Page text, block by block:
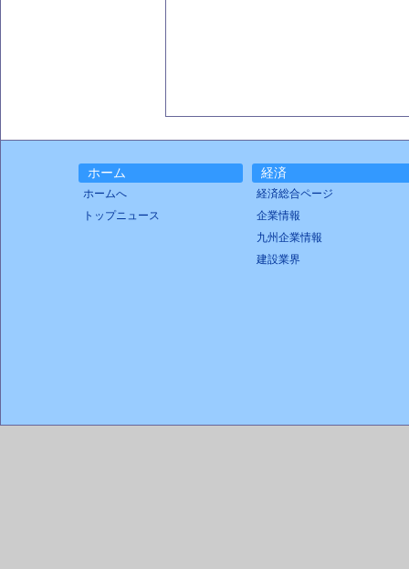
ホーム
ホームへ
トップニュース
経済
経済総合ページ
企業情報
九州企業情報
建設業界